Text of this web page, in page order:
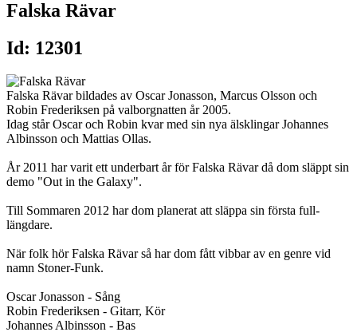
Falska Rävar
Id: 12301
Falska Rävar bildades av Oscar Jonasson, Marcus Olsson och
Robin Frederiksen på valborgnatten år 2005.
Idag står Oscar och Robin kvar med sin nya älsklingar Johannes
Albinsson och Mattias Ollas.
År 2011 har varit ett underbart år för Falska Rävar då dom släppt sin
demo "Out in the Galaxy".
Till Sommaren 2012 har dom planerat att släppa sin första full-
längdare.
När folk hör Falska Rävar så har dom fått vibbar av en genre vid
namn Stoner-Funk.
Oscar Jonasson - Sång
Robin Frederiksen - Gitarr, Kör
Johannes Albinsson - Bas